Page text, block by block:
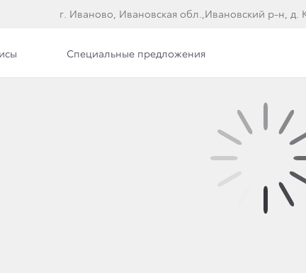
г. Иваново, Ивановская обл.,Ивановский р-н, д.
Специальные предложения
ВЫГОДНЕЕ:
С ВЫГОДНЫМИ